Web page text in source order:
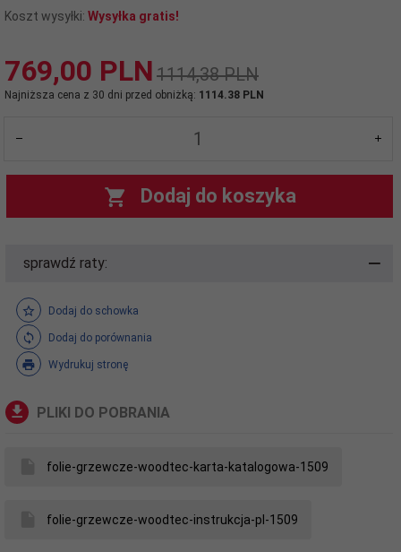
Koszt wysyłki: Wysyłka gratis!
769,00 PLN 1114,38 PLN
Najniższa cena z 30 dni przed obniżką: 1114.38 PLN
Dodaj do koszyka
sprawdź raty:
Dodaj do schowka
Dodaj do porównania
Wydrukuj stronę
PLIKI DO POBRANIA
folie-grzewcze-woodtec-karta-katalogowa-1509
folie-grzewcze-woodtec-instrukcja-pl-1509